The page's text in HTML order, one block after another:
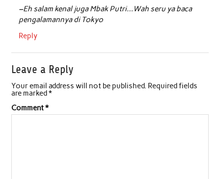
–Eh salam kenal juga Mbak Putri…Wah seru ya baca
pengalamannya di Tokyo
Reply
Leave a Reply
Your email address will not be published. Required fields
are marked*
Comment*